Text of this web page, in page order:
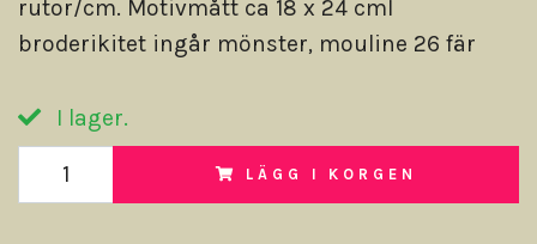
rutor/cm. Motivmått ca 18 x 24 cmI
broderikitet ingår mönster, mouline 26 fär
I lager.
LÄGG I KORGEN